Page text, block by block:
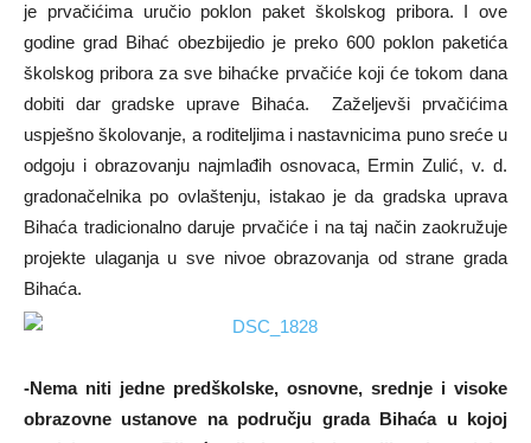
je prvačićima uručio poklon paket školskog pribora. I ove
godine grad Bihać obezbijedio je preko 600 poklon paketića
školskog pribora za sve bihaćke prvačiće koji će tokom dana
dobiti dar gradske uprave Bihaća. Zaželjevši prvačićima
uspješno školovanje, a roditeljima i nastavnicima puno sreće u
odgoju i obrazovanju najmlađih osnovaca, Ermin Zulić, v. d.
gradonačelnika po ovlaštenju, istakao je da gradska uprava
Bihaća tradicionalno daruje prvačiće i na taj način zaokružuje
projekte ulaganja u sve nivoe obrazovanja od strane grada
Bihaća.
-Nema niti jedne predškolske, osnovne, srednje i visoke
obrazovne ustanove na području grada Bihaća u kojoj